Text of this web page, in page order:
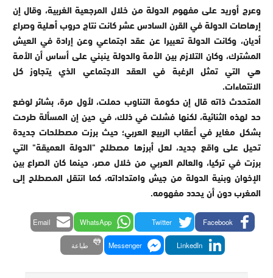
وعرج أوريد على مفهوم الدولة من خلال المرجعية الغربية، وقال إن
إرهاصات الدولة في القرن السادس عشر كانت نتاج حروب أهلية وصراع
أديان، وكانت الدولة تعبيرا عن عقد اجتماعي وعن إرادة في العيش
المشترك، وكان التلازم بين الأمة والدولة ينبني على أساس أن الأمة
هي التي تمثل الرغبة في العقد الاجتماعي الذي يتجاوز كل
الانتماءات.
المتحدث ذاته قال إن حكومة التناوب حملت، لأول مرة، بشائر لوضع
حد لهذه الثنائية، لكنها فشلت في ذلك، في حين إن المسألة طرحت
بشكل مغاير في أعقاب الربيع العربي؛ حيث برزت مصطلحات جديدة
تحيل على واقع جديد، لعل أبرزها مصطلح "الدولة العميقة" التي
برزت في تركيا، والعالم العربي من خلال مصر، حينما كان الصراع بين
الإخوان وبنية الدولة من جيش وامتداداته، كما انتقل المصطلح إلى
المغرب دون أن يحدد مفهومه.
Facebook
Twitter
WhatsApp
Email
LinkedIn
Messenger طباعة